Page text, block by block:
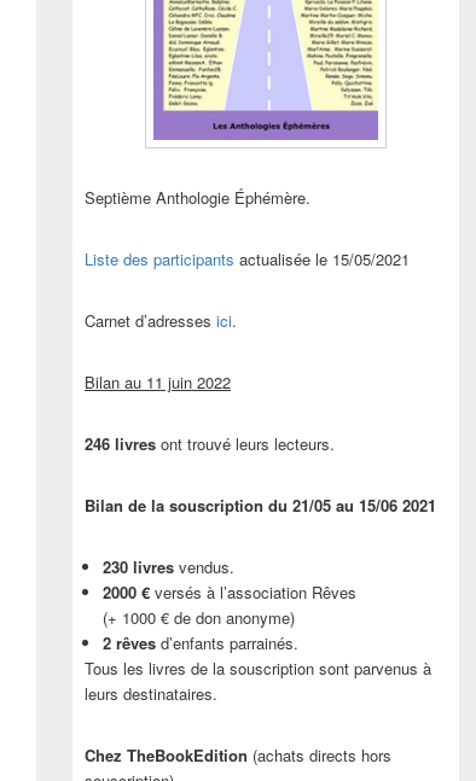
Septième Anthologie Éphémère.
Liste des participants actualisée le 15/05/2021
Carnet d’adresses ici.
Bilan au 11 juin 2022
246 livres ont trouvé leurs lecteurs.
Bilan de la souscription du 21/05 au 15/06 2021
230 livres vendus.
2000 € versés à l’association Rêves
(+ 1000 € de don anonyme)
2 rêves d’enfants parrainés.
Tous les livres de la souscription sont parvenus à
leurs destinataires.
Chez TheBookEdition (achats directs hors